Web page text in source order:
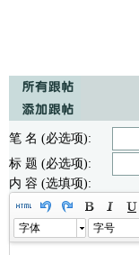
笔 名 (必选项):
标 题 (必选项):
内 容 (选填项):
字体 字号